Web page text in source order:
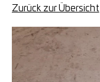
Zurück zur Übersicht